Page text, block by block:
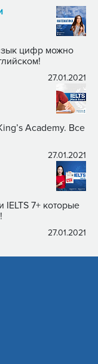
цифр можно
27.01.2021
Academy. Все
27.01.2021
которые
27.01.2021